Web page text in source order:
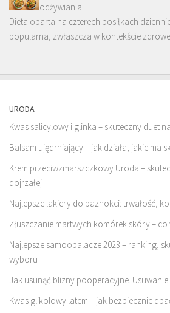
odżywiania
Dieta oparta na czterech posiłkach
popularna, zwłaszcza w kontekście
URODA
Kwas salicylowy i glinka – skuteczny duet
Balsam ujędrniający – jak działa, jakie ma
Krem przeciwzmarszczkowy Uroda –
dojrzałej
Najlepsze lakiery do paznokci: trwałość,
Złuszczanie martwych komórek skóry –
Najlepsze samoopalacze 2023 – ranking,
wyboru
Jak usunąć blizny pooperacyjne.
Kwas glikolowy latem – jak bezpiecznie